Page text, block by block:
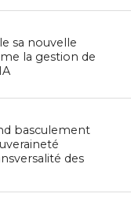
sa nouvelle
la gestion de
basculement
des